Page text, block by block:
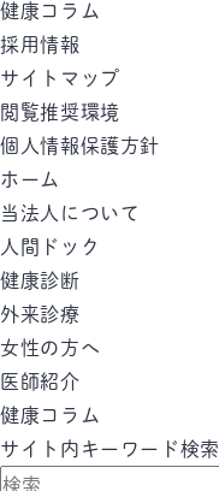
健康コラム
採用情報
サイトマップ
閲覧推奨環境
個人情報保護方針
ホーム
当法人について
人間ドック
健康診断
外来診療
女性の方へ
医師紹介
健康コラム
サイト内キーワード検索